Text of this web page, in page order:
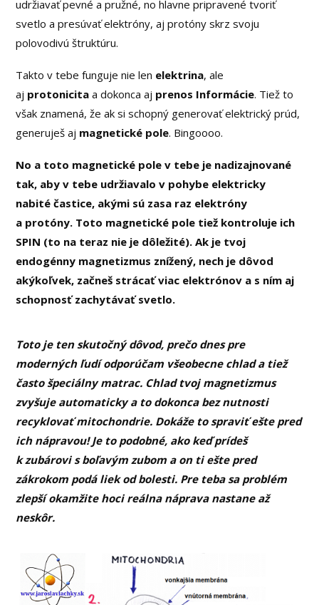
udržiavať pevné a pružné, no hlavne pripravené tvoriť
svetlo a presúvať elektróny, aj protóny skrz svoju
polovodivú štruktúru.
Takto v tebe funguje nie len elektrina, ale
aj protonicita a dokonca aj prenos Informácie. Tiež to
však znamená, že ak si schopný generovať elektrický prúd,
generuješ aj magnetické pole. Bingoooo.
No a toto magnetické pole v tebe je nadizajnované
tak, aby v tebe udržiavalo v pohybe elektricky
nabité častice, akými sú zasa raz elektróny
a protóny. Toto magnetické pole tiež kontroluje ich
SPIN (to na teraz nie je dôležité). Ak je tvoj
endogénny magnetizmus znížený, nech je dôvod
akýkoľvek, začneš strácať viac elektrónov a s ním aj
schopnosť zachytávať svetlo.
Toto je ten skutočný dôvod, prečo dnes pre
moderných ľudí odporúčam všeobecne chlad a tiež
často špeciálny matrac. Chlad tvoj magnetizmus
zvyšuje automaticky a to dokonca bez nutnosti
recyklovať mitochondrie. Dokáže to spraviť ešte pred
ich nápravou! Je to podobné, ako keď prídeš
k zubárovi s boľavým zubom a on ti ešte pred
zákrokom podá liek od bolesti. Pre teba sa problém
zlepší okamžite hoci reálna náprava nastane až
neskôr.